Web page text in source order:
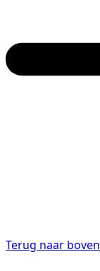
Terug naar boven